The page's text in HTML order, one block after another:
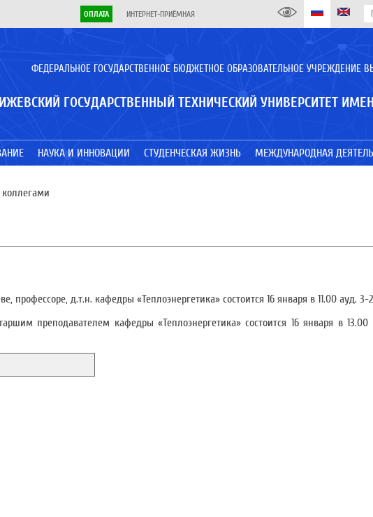
ОПЛАТА ИНТЕРНЕТ-ПРИЁМНАЯ
ФЕДЕРАЛЬНОЕ ГОСУДАРСТВЕННОЕ БЮДЖЕТНОЕ ОБРАЗОВАТЕЛЬНОЕ УЧРЕЖДЕНИЕ
ИЖЕВСКИЙ ГОСУДАРСТВЕННЫЙ ТЕХНИЧЕСКИЙ УНИВЕРСИТЕТ
НАУКА И ИННОВАЦИИ СТУДЕНЧЕСКАЯ ЖИЗНЬ МЕЖДУНАРОДНАЯ
д.т.н. кафедры «Теплоэнергетика» состоится 16 января в 11.00 ауд. 3-
преподавателем кафедры «Теплоэнергетика» состоится 16 января в 13.00